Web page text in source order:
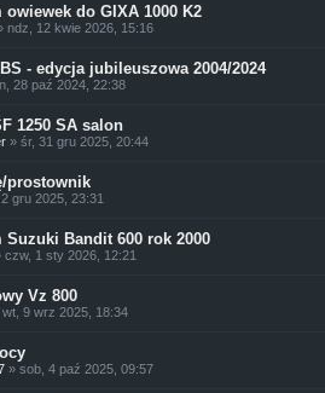
owiewek do GIXA 1000 K2
ndz, 12 kwie 2026, 15:16
- edycja jubileuszowa 2004/2024
28 paź 2024, 22:38
1250 SA salon
» śr, 31 gru 2025, 20:44
prostownik
gru 2025, 23:31
Suzuki Bandit 600 rok 2000
czw, 1 sty 2026, 12:21
Vz 800
wt, 9 wrz 2025, 18:34
» sob, 4 paź 2025, 09:57